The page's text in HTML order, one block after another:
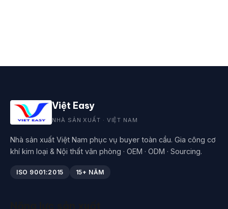
Việt Easy
NHÀ SẢN XUẤT · VIỆT NAM
Nhà sản xuất Việt Nam phục vụ buyer toàn cầu. Gia công cơ
khí kim loại & Nội thất văn phòng · OEM · ODM · Sourcing.
ISO 9001:2015 15+ NĂM